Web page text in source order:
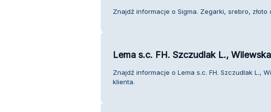
Znajdź informacje o Sigma. Zegarki, srebro, złoto
Lema s.c. FH. Szczudlak L.,
Znajdź informacje o Lema s.c. FH. Szczudlak L.,
klienta.